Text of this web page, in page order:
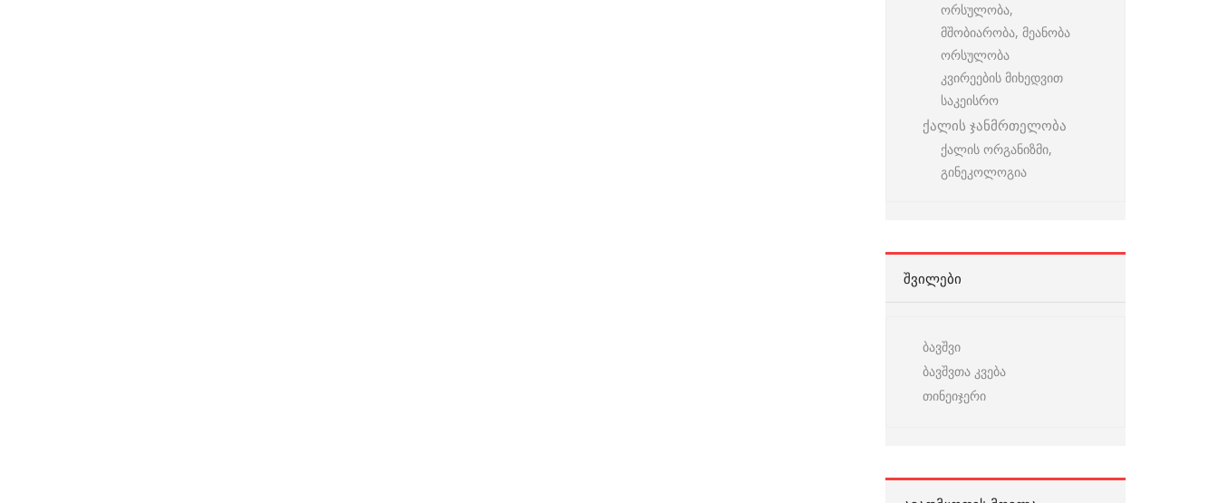
ორსულობა,
მშობიარობა, მეანობა
ორსულობა
კვირეების მიხედვით
საკეისრო
ქალის ჯანმრთელობა
ქალის ორგანიზმი,
გინეკოლოგია
ᲨᲕᲘᲚᲔᲑᲘ
ბავშვი
ბავშვთა კვება
თინეიჯერი